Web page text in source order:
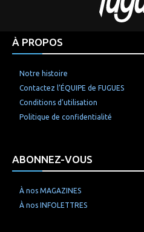
À PROPOS
Notre histoire
Contactez l’ÉQUIPE de FUGUES
Conditions d’utilisation
Politique de confidentialité
ABONNEZ-VOUS
À nos MAGAZINES
À nos INFOLETTRES